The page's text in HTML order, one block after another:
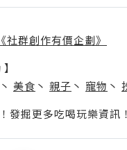
社群創作有價企劃》
丶 美食 丶 親子 丶 寵物 丶
掘更多吃喝玩樂資訊！